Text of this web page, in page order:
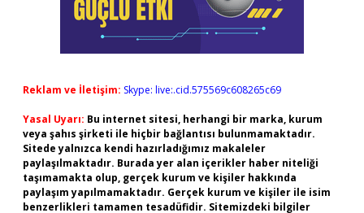
Reklam ve İletişim: Skype: live:.cid.575569c608265c69
Yasal Uyarı: Bu internet sitesi, herhangi bir marka, kurum
veya şahıs şirketi ile hiçbir bağlantısı bulunmamaktadır.
Sitede yalnızca kendi hazırladığımız makaleler
paylaşılmaktadır. Burada yer alan içerikler haber niteliği
taşımamakta olup, gerçek kurum ve kişiler hakkında
paylaşım yapılmamaktadır. Gerçek kurum ve kişiler ile isim
benzerlikleri tamamen tesadüfidir. Sitemizdeki bilgiler